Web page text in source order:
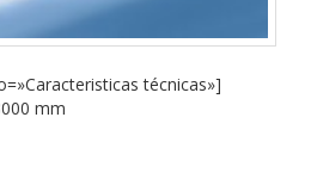
técnicas»]
mm